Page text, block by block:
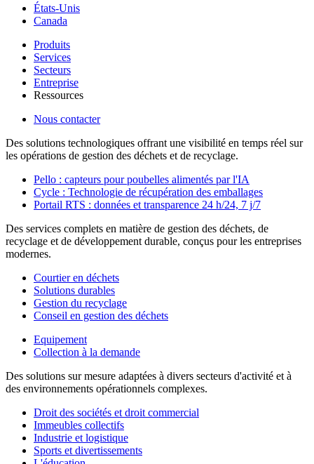
États-Unis
Canada
Produits
Services
Secteurs
Entreprise
Ressources
Nous contacter
Des solutions technologiques offrant une visibilité en temps réel sur
les opérations de gestion des déchets et de recyclage.
Pello : capteurs pour poubelles alimentés par l'IA
Cycle : Technologie de récupération des emballages
Portail RTS : données et transparence 24 h/24, 7 j/7
Des services complets en matière de gestion des déchets, de
recyclage et de développement durable, conçus pour les entreprises
modernes.
Courtier en déchets
Solutions durables
Gestion du recyclage
Conseil en gestion des déchets
Equipement
Collection à la demande
Des solutions sur mesure adaptées à divers secteurs d'activité et à
des environnements opérationnels complexes.
Droit des sociétés et droit commercial
Immeubles collectifs
Industrie et logistique
Sports et divertissements